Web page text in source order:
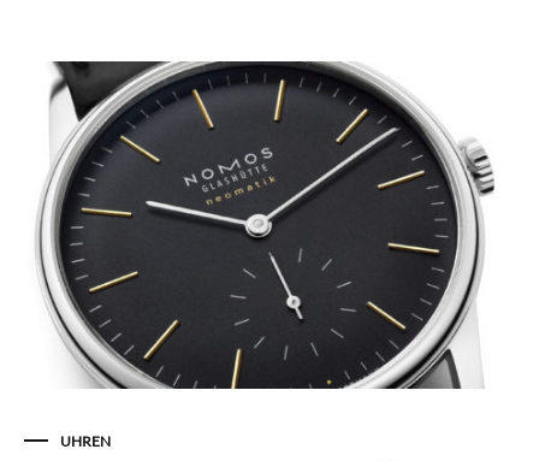
UHREN